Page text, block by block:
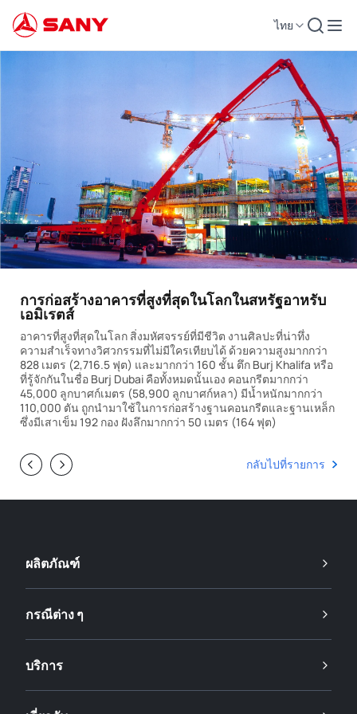
ไทย
การก่อสร้างอาคารที่สูงที่สุดในโลกในสหรัฐอาหรับ
เอมิเรตส์
อาคารที่สูงที่สุดในโลก สิ่งมหัศจรรย์ที่มีชีวิต งานศิลปะที่น่าทึ่ง
ความสำเร็จทางวิศวกรรมที่ไม่มีใครเทียบได้ ด้วยความสูงมากกว่า
828 เมตร (2,716.5 ฟุต) และมากกว่า 160 ชั้น ตึก Burj Khalifa หรือ
ที่รู้จักกันในชื่อ Burj Dubai คือทั้งหมดนั้นเอง คอนกรีตมากกว่า
45,000 ลูกบาศก์เมตร (58,900 ลูกบาศก์หลา) มีน้ำหนักมากกว่า
110,000 ตัน ถูกนำมาใช้ในการก่อสร้างฐานคอนกรีตและฐานเหล็ก
ซึ่งมีเสาเข็ม 192 กอง ฝังลึกมากกว่า 50 เมตร (164 ฟุต)
กลับไปที่รายการ
ผลิตภัณฑ์
กรณีต่าง ๆ
บริการ